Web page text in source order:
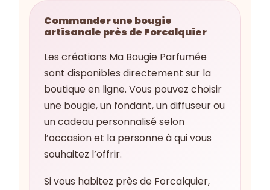
Commander une bougie
artisanale près de Forcalquier
Les créations Ma Bougie Parfumée
sont disponibles directement sur la
boutique en ligne. Vous pouvez choisir
une bougie, un fondant, un diffuseur ou
un cadeau personnalisé selon
l’occasion et la personne à qui vous
souhaitez l’offrir.
Si vous habitez près de Forcalquier,